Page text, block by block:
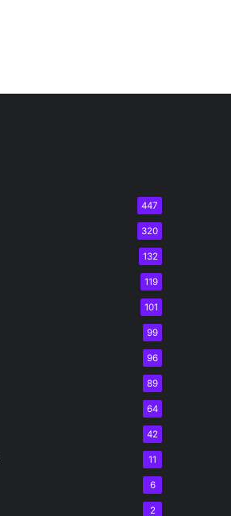
447
320
132
119
101
99
96
89
64
42
11
6
2